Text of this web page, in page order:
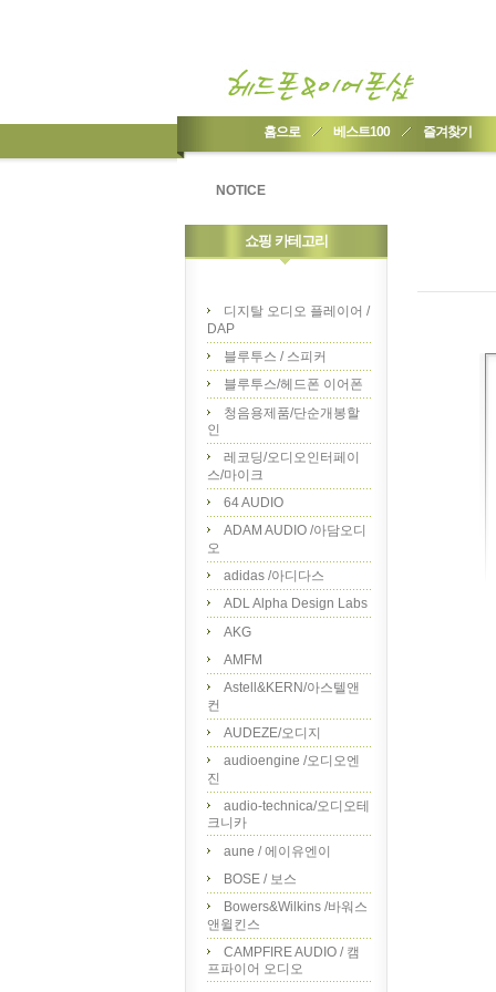
홈으로 베스트100 즐겨찾기
NOTICE
쇼핑 카테고리
디지탈 오디오 플레이어 /
DAP
블루투스 / 스피커
블루투스/헤드폰 이어폰
청음용제품/단순개봉할
인
레코딩/오디오인터페이
스/마이크
64 AUDIO
ADAM AUDIO /아담오디
오
adidas /아디다스
ADL Alpha Design Labs
AKG
AMFM
Astell&KERN/아스텔앤
컨
AUDEZE/오디지
audioengine /오디오엔
진
audio-technica/오디오테
크니카
aune / 에이유엔이
BOSE / 보스
Bowers&Wilkins /바워스
앤윌킨스
CAMPFIRE AUDIO / 캠
프파이어 오디오